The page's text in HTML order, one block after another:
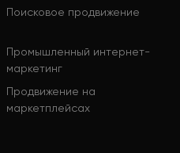
Поисковое продвижение
Промышленный интернет-
маркетинг
Продвижение на
маркетплейсах